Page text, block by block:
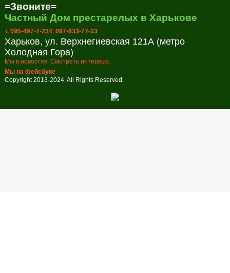
=Звоните=
Частный Дом престарелых в Харькове
т. 095-497-7-234, 097-833-77-33
Харьков, ул. Верхнегиевская 121А (метро
Холодная Гора)
Мы в новостях. Смотреть интервью.
Мы на фейсбуке
Copyright 2013-2024. All Rights Reserved.